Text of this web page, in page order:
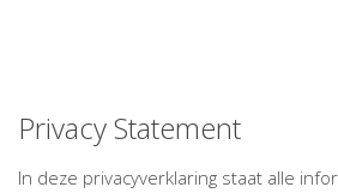
Privacy Statement
In deze privacyverklaring staat alle